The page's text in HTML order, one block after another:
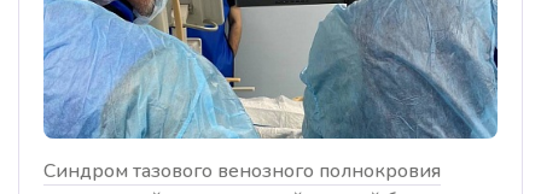
Синдром тазового венозного полнокровия